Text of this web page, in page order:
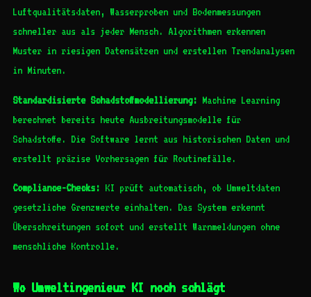
Luftqualitätsdaten, Wasserproben und Bodenmessungen
schneller aus als jeder Mensch. Algorithmen erkennen
Muster in riesigen Datensätzen und erstellen Trendanalysen
in Minuten.
Standardisierte Schadstoffmodellierung: Machine Learning
berechnet bereits heute Ausbreitungsmodelle für
Schadstoffe. Die Software lernt aus historischen Daten und
erstellt präzise Vorhersagen für Routinefälle.
Compliance-Checks: KI prüft automatisch, ob Umweltdaten
gesetzliche Grenzwerte einhalten. Das System erkennt
Überschreitungen sofort und erstellt Warnmeldungen ohne
menschliche Kontrolle.
Wo Umweltingenieur KI noch schlägt